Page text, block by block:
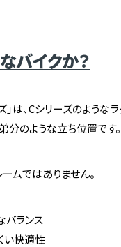
バイクか？
は、Cシリーズのような
分のような立ち位置です。
ムではありません。
バランス
い快適性